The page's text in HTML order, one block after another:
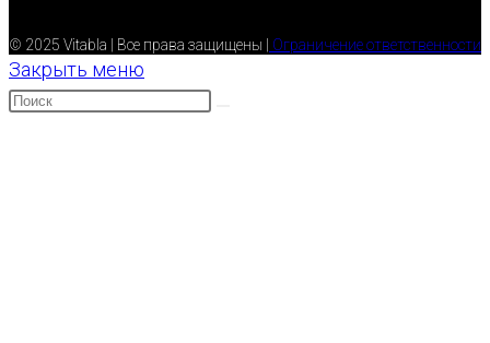
© 2025 Vitabla | Все права защищены | Ограничение ответственности
Закрыть меню